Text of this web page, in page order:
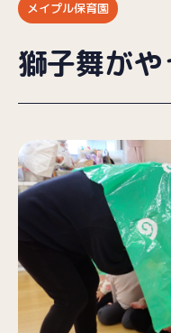
お問い合わせ
プライバシーポリ
メイプル保育園
獅子舞がや